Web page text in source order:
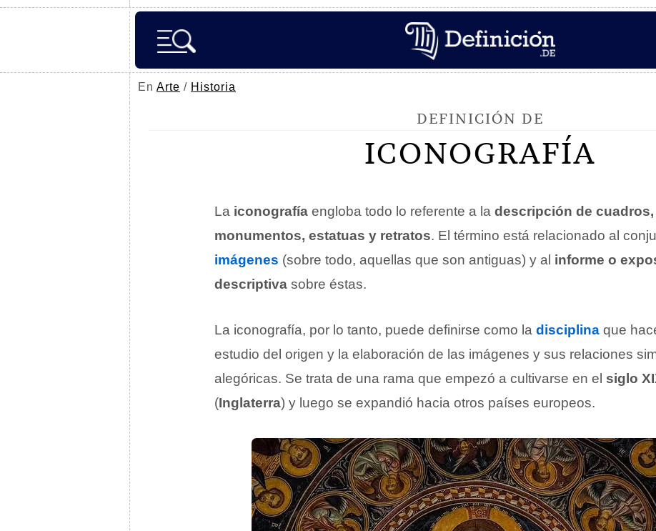
En Arte / Historia
DEFINICIÓN DE
ICONOGRAFÍA
La iconografía engloba todo lo referente a la descripción de
monumentos, estatuas y retratos. El término está relacionado al
imágenes (sobre todo, aquellas que son antiguas) y al informe o
descriptiva sobre éstas.
La iconografía, por lo tanto, puede definirse como la disciplina que
estudio del origen y la elaboración de las imágenes y sus relaciones
alegóricas. Se trata de una rama que empezó a cultivarse en el siglo
(Inglaterra) y luego se expandió hacia otros países europeos.